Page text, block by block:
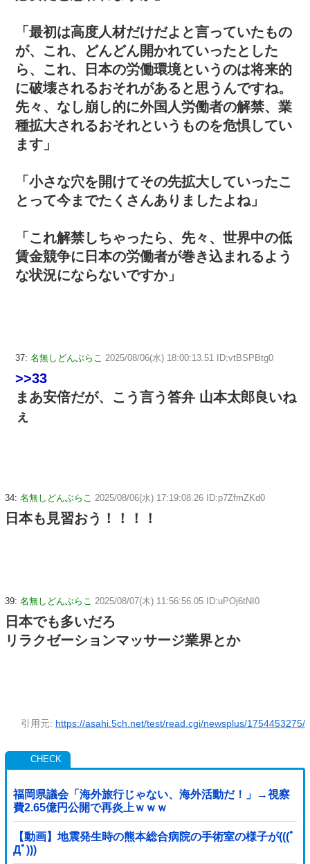
「最初は高度人材だけだよと言っていたもの
が、これ、どんどん開かれていったとした
ら、これ、日本の労働環境というのは将来的
に破壊されるおそれがあると思うんですね。
先々、なし崩し的に外国人労働者の解禁、業
種拡大されるおそれというものを危惧してい
ます」
「小さな穴を開けてその先拡大していったこ
とって今までたくさんありましたよね」
「これ解禁しちゃったら、先々、世界中の低
賃金競争に日本の労働者が巻き込まれるよう
な状況にならないですか」
37: 名無しどんぶらこ 2025/08/06(水) 18:00:13.51 ID:vtBSPBtg0
>>33
まあ安倍だが、こう言う答弁 山本太郎良いね
ぇ
34: 名無しどんぶらこ 2025/08/06(水) 17:19:08.26 ID:p7ZfmZKd0
日本も見習おう！！！！
39: 名無しどんぶらこ 2025/08/07(木) 11:56:56.05 ID:uPOj6tNI0
日本でも多いだろ
リラクゼーションマッサージ業界とか
引用元: https://asahi.5ch.net/test/read.cgi/newsplus/1754453275/
福岡県議会「海外旅行じゃない、海外活動だ！」→視察
費2.65億円公開で再炎上ｗｗｗ
【動画】地震発生時の熊本総合病院の手術室の様子が(((ﾟ
Дﾟ)))